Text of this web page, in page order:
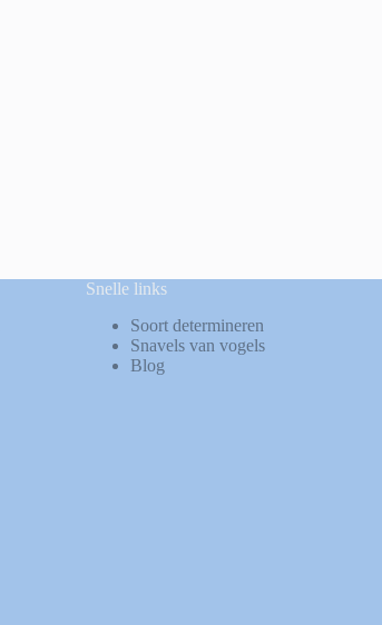
Snelle links
Soort determineren
Snavels van vogels
Blog